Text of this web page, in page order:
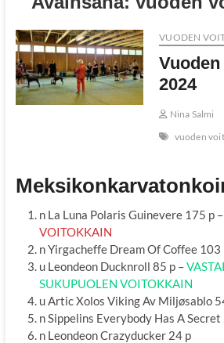
VUODEN
2024
Nina Salmi
vuoden
n La Luna Polaris Guinevere 175 p –
VOITOKKAIN
n Yirgacheffe Dream Of Coffee 103
u Leondeon Ducknroll 85 p –
SUKUPUOLEN VOITOKKAIN
u Artic Xolos Viking Av Miljøsablo
n Sippelins Everybody Has A Secret
n Leondeon Crazyducker 24 p